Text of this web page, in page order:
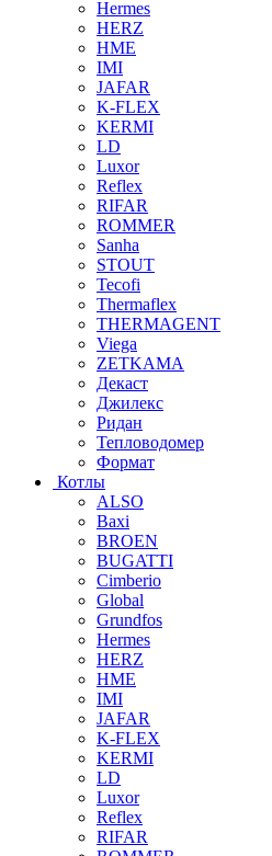
Hermes
HERZ
HME
IMI
JAFAR
K-FLEX
KERMI
LD
Luxor
Reflex
RIFAR
ROMMER
Sanha
STOUT
Tecofi
Thermaflex
THERMAGENT
Viega
ZETKAMA
Декаст
Джилекс
Ридан
Тепловодомер
Формат
Котлы
ALSO
Baxi
BROEN
BUGATTI
Cimberio
Global
Grundfos
Hermes
HERZ
HME
IMI
JAFAR
K-FLEX
KERMI
LD
Luxor
Reflex
RIFAR